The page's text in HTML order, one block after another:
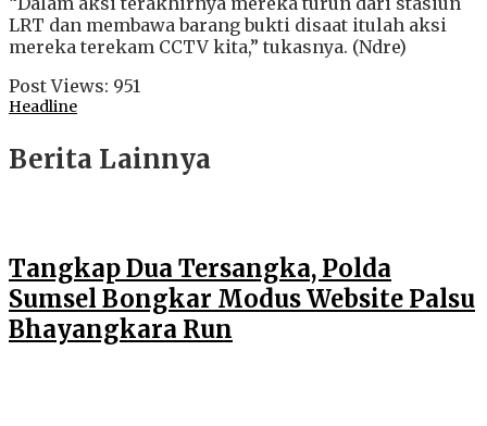
LRT dan membawa barang bukti disaat itulah aksi
mereka terekam CCTV kita,” tukasnya. (Ndre)
Post Views: 951
Headline
Berita Lainnya
Tangkap Dua Tersangka, Polda
Sumsel Bongkar Modus Website Palsu
Bhayangkara Run